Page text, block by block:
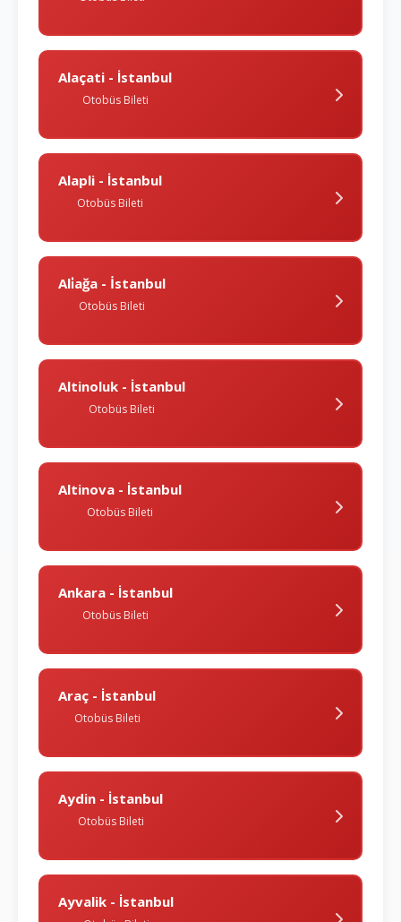
Alaçati - İstanbul
Otobüs Bileti
Alapli - İstanbul
Otobüs Bileti
Ali̇ağa - İstanbul
Otobüs Bileti
Altinoluk - İstanbul
Otobüs Bileti
Altinova - İstanbul
Otobüs Bileti
Ankara - İstanbul
Otobüs Bileti
Araç - İstanbul
Otobüs Bileti
Aydin - İstanbul
Otobüs Bileti
Ayvalik - İstanbul